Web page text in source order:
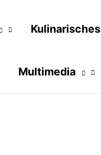
Kulinarisches
Multimedia